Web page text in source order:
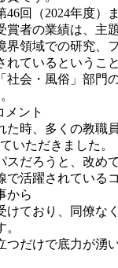
46回（2024年度）
賞者の業績は、主
界領域での研究、
ているということ
社会・風俗」部門
メント
た時、多くの教職
いただきました。
スだろうと、改め
で活躍されている
から
けており、同僚な
つだけで底力が湧